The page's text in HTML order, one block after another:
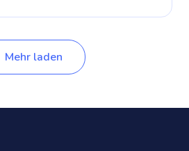
Mehr laden